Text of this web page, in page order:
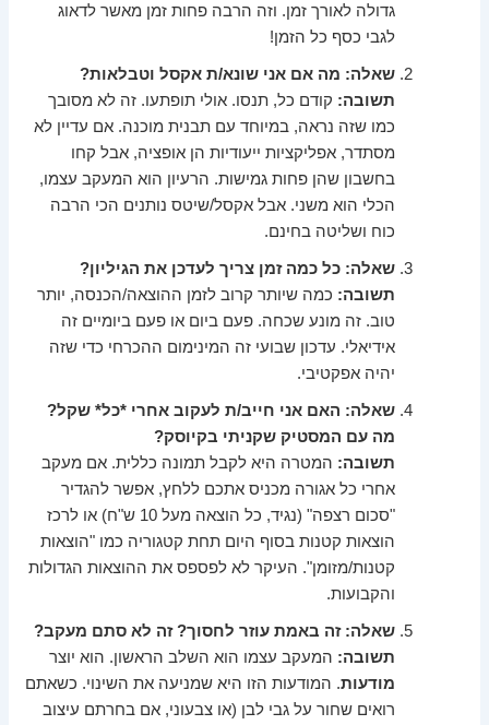
גדולה לאורך זמן. וזה הרבה פחות זמן מאשר לדאוג
לגבי כסף כל הזמן!
שאלה: מה אם אני שונא/ת אקסל וטבלאות?
תשובה: קודם כל, תנסו. אולי תופתעו. זה לא מסובך
כמו שזה נראה, במיוחד עם תבנית מוכנה. אם עדיין לא
מסתדר, אפליקציות ייעודיות הן אופציה, אבל קחו
בחשבון שהן פחות גמישות. הרעיון הוא המעקב עצמו,
הכלי הוא משני. אבל אקסל/שיטס נותנים הכי הרבה
כוח ושליטה בחינם.
שאלה: כל כמה זמן צריך לעדכן את הגיליון?
תשובה: כמה שיותר קרוב לזמן ההוצאה/הכנסה, יותר
טוב. זה מונע שכחה. פעם ביום או פעם ביומיים זה
אידיאלי. עדכון שבועי זה המינימום ההכרחי כדי שזה
יהיה אפקטיבי.
שאלה: האם אני חייב/ת לעקוב אחרי *כל* שקל?
מה עם המסטיק שקניתי בקיוסק?
תשובה: המטרה היא לקבל תמונה כללית. אם מעקב
אחרי כל אגורה מכניס אתכם ללחץ, אפשר להגדיר
"סכום רצפה" (נגיד, כל הוצאה מעל 10 ש"ח) או לרכז
הוצאות קטנות בסוף היום תחת קטגוריה כמו "הוצאות
קטנות/מזומן". העיקר לא לפספס את ההוצאות הגדולות
והקבועות.
שאלה: זה באמת עוזר לחסוך? זה לא סתם מעקב?
תשובה: המעקב עצמו הוא השלב הראשון. הוא יוצר
מודעות. המודעות הזו היא שמניעה את השינוי. כשאתם
רואים שחור על גבי לבן (או צבעוני, אם בחרתם עיצוב